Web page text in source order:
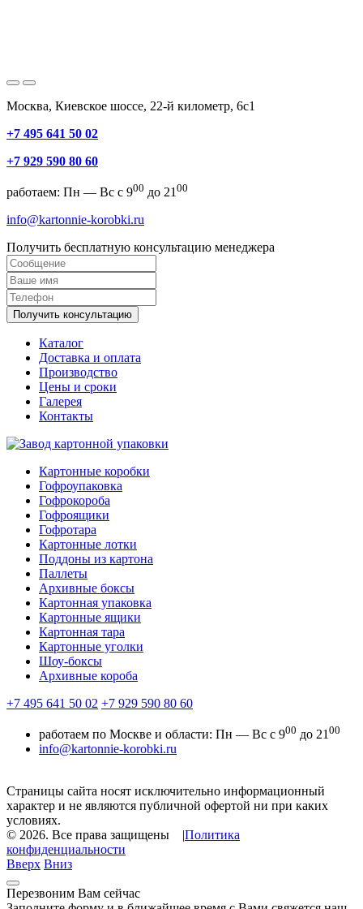
Москва, Киевское шоссе, 22-й километр, 6с1
+7 495 641 50 02
+7 929 590 80 60
работаем: Пн — Вс с 900 до 21 00
info@kartonnie-korobki.ru
Получить бесплатную консультацию менеджера
Получить консультацию
Каталог
Доставка и оплата
Производство
Цены и сроки
Галерея
Контакты
Картонные коробки
Гофроупаковка
Гофрокороба
Гофроящики
Гофротара
Картонные лотки
Поддоны из картона
Паллеты
Архивные боксы
Картонная упаковка
Картонные ящики
Картонная тара
Картонные уголки
Шоу-боксы
Архивные короба
+7 495 641 50 02 +7 929 590 80 60
работаем по Москве и области: Пн — Вс с 900 до 2100
info@kartonnie-korobki.ru
Страницы сайта носят исключительно информационный
характер и не являются публичной офертой ни при каких
условиях.
© 2026. Все права защищены
Политика
конфиденциальности
Вверх Вниз
Перезвоним Вам сейчас